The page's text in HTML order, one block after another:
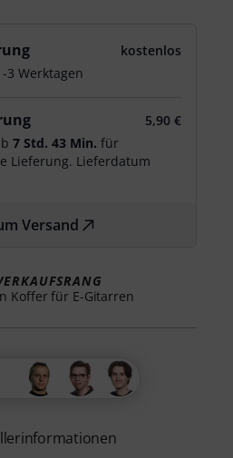
kostenlos
3 Werktagen
5,90 €
7 Std. 43 Min. für
Lieferung. Lieferdatum
Versand
Koffer für E-Gitarren